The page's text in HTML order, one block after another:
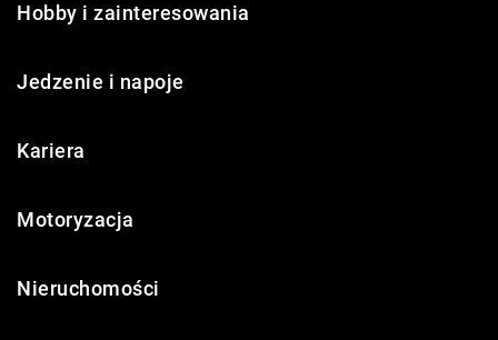
Hobby i zainteresowania
Jedzenie i napoje
Kariera
Motoryzacja
Nieruchomości